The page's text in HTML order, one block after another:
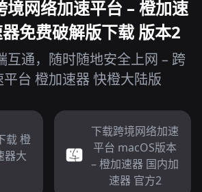
境网络加速平台 – 橙加速
免费破解版下载 版本2
互通，随时随地安全上网 – 跨
台 橙加速器 快橙大陆版
载 橙
器大
下载跨境网络加速
平台 macOS版本
– 橙加速器 国内加
速器 官方2